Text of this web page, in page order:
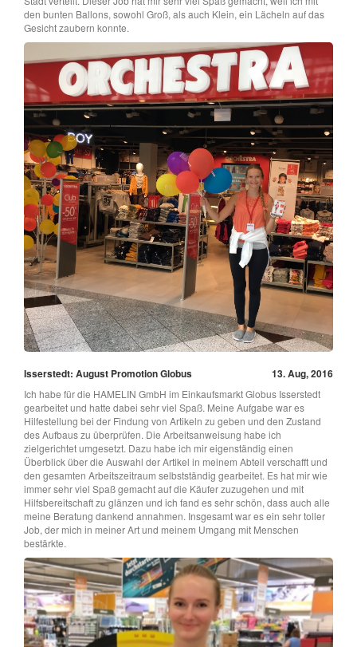
den bunten Ballons, sowohl Groß, als auch Klein, ein Lächeln auf das
Gesicht zaubern konnte.
Isserstedt: August Promotion Globus 13. Aug, 2016
Ich habe für die HAMELIN GmbH im Einkaufsmarkt Globus Isserstedt
gearbeitet und hatte dabei sehr viel Spaß. Meine Aufgabe war es
Hilfestellung bei der Findung von Artikeln zu geben und den Zustand
des Aufbaus zu überprüfen. Die Arbeitsanweisung habe ich
zielgerichtet umgesetzt. Dazu habe ich mir eigenständig einen
Überblick über die Auswahl der Artikel in meinem Abteil verschafft und
den gesamten Arbeitszeitraum selbstständig gearbeitet. Es hat mir wie
immer sehr viel Spaß gemacht auf die Käufer zuzugehen und mit
Hilfsbereitschaft zu glänzen und ich fand es sehr schön, dass auch alle
meine Beratung dankend annahmen. Insgesamt war es ein sehr toller
Job, der mich in meiner Art und meinem Umgang mit Menschen
bestärkte.